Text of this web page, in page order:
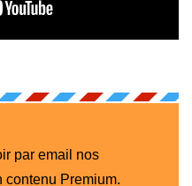
par email nos
contenu Premium.